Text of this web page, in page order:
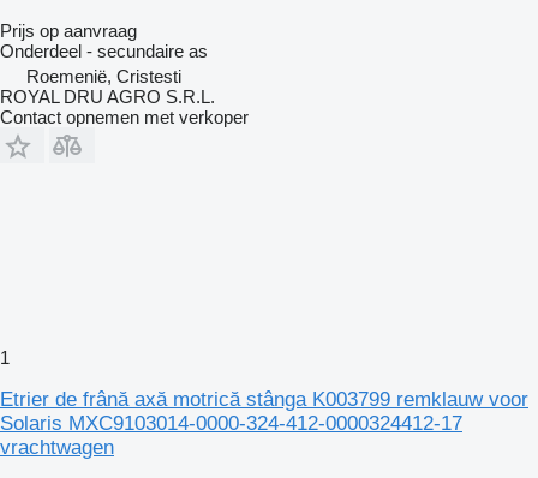
Prijs op aanvraag
Onderdeel - secundaire as
Roemenië, Cristesti
ROYAL DRU AGRO S.R.L.
Contact opnemen met verkoper
1
Etrier de frână axă motrică stânga K003799 remklauw voor
Solaris MXC9103014-0000-324-412-0000324412-17
vrachtwagen